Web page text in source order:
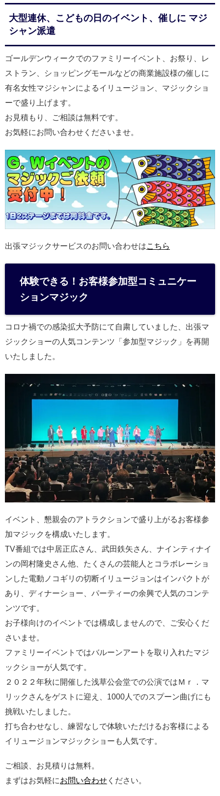
大型連休、こどもの日のイベント、催しに マジ
シャン派遣
ゴールデンウィークでのファミリーイベント、お祭り、レ
ストラン、ショッピングモールなどの商業施設様の催しに
有名女性マジシャンによるイリュージョン、マジックショ
ーで盛り上げます。
お見積もり、ご相談は無料です。
お気軽にお問い合わせくださいませ。
出張マジックサービスのお問い合わせはこちら
体験できる！お客様参加型コミュニケー
ションマジック
コロナ禍での感染拡大予防にて自粛していました、出張マ
ジックショーの人気コンテンツ「参加型マジック」を再開
いたしました。
イベント、懇親会のアトラクションで盛り上がるお客様参
加マジックを構成いたします。
TV番組では中居正広さん、武田鉄矢さん、ナインティナイ
ンの岡村隆史さん他、たくさんの芸能人とコラボレーショ
ンした電動ノコギリの切断イリュージョンはインパクトが
あり、ディナーショー、パーティーの余興で人気のコンテ
ンツです。
お子様向けのイベントでは構成しませんので、ご安心くだ
さいませ。
ファミリーイベントではバルーンアートを取り入れたマジ
ックショーが人気です。
２０２２年秋に開催した浅草公会堂での公演ではＭｒ．マ
リックさんをゲストに迎え、1000人でのスプーン曲げにも
挑戦いたしました。
打ち合わせなし、練習なしで体験いただけるお客様による
イリュージョンマジックショーも人気です。
ご相談、お見積りは無料。
まずはお気軽にお問い合わせ ください。